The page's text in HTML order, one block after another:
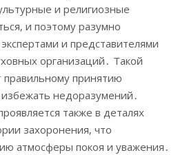
и религиозные
и поэтому разумно
и представителями
организаций․ Такой
правильному принятию
недоразумений․
также в деталях
захоронения‚ что
атмосферы покоя и уважения․